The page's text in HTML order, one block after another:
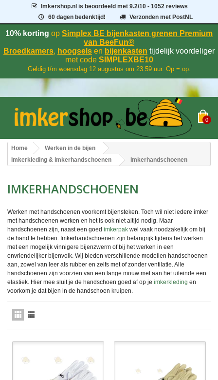
Imkershop.nl is beoordeeld met9.2/10 - 1052 reviews
60 dagen bedenktijd!
Verzonden met PostNL
10% korting op Simplex BE bijenkasten grenen Premium
van BeeFun®
Broedkamers, hoogsels en bijenkasten tijdelijk voordeliger
met codeSIMPLEXBE10
Geldig t/m woensdag 12 augustus om 23:59 uur. Op = op.
0
Home
Werken in de bijen
Imkerkleding & imkerhandschoenen
Imkerhandschoenen
IMKERHANDSCHOENEN
Werken met handschoenen voorkomt bijensteken. Toch wil niet iedere imker
met handschoenen werken en het is ook niet altijd nodig. Maar
handschoenen zijn, naast een goed imkerpak wel vaak noodzakelijk om bij
de hand te hebben. Imkerhandschoenen zijn belangrijk tijdens het werken
met een mogelijk vinnigere bijenzwerm of bij het werken in een
onvriendelijker bijenvolk. Wij bieden verschillende modellen handschoenen
aan, zowel van leer als rubber en zelfs met of zonder ventilatie. Alle
handschoenen zijn voorzien van een lange mouw met aan het uiteinde een
elastiek. Hier mee sluit je de handschoen goed af op je imkerkleding en
voorkom je dat bijen in de handschoen kruipen.